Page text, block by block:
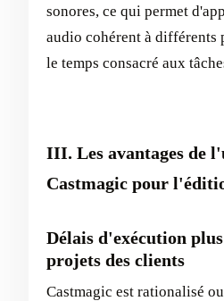
sonores, ce qui permet
audio cohérent à différents
le temps consacré aux
III. Les avantages de
Castmagic pour
Délais d'exécution
projets des clients
Castmagic est rationalisé